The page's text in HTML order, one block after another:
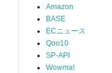
Amazon
BASE
ECニュース
Qoo10
SP-API
Wowma!